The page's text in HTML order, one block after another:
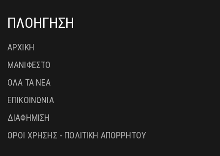
ΠΛΟΗΓΗΣΗ
ΑΡΧΙΚΗ
ΜΑΝΙΦΕΣΤΟ
ΟΛΑ ΤΑ ΝΕΑ
ΕΠΙΚΟΙΝΩΝΙΑ
ΔΙΑΦΗΜΙΣΗ
ΟΡΟΙ ΧΡΗΣΗΣ - ΠΟΛΙΤΙΚΗ ΑΠΟΡΡΗΤΟΥ